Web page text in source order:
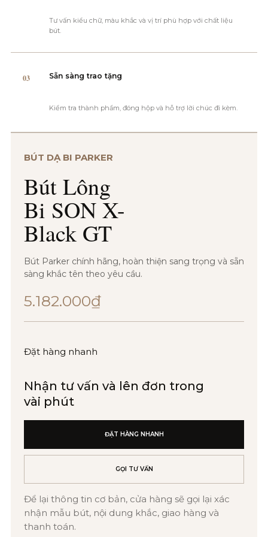
Tư vấn kiểu chữ, màu khắc và vị trí phù hợp với chất liệu
bút.
03 Sẵn sàng trao tặng
Kiểm tra thành phẩm, đóng hộp và hỗ trợ lời chúc đi kèm.
BÚT DẠ BI PARKER
Bút Lông
Bi SON X-
Black GT
Bút Parker chính hãng, hoàn thiện sang trọng và sẵn
sàng khắc tên theo yêu cầu.
5.182.000₫
Đặt hàng nhanh
Nhận tư vấn và lên đơn trong
vài phút
Để lại thông tin cơ bản, cửa hàng sẽ gọi lại xác
nhận mẫu bút, nội dung khắc, giao hàng và
thanh toán.
ĐẶT HÀNG NHANH
GỌI TƯ VẤN